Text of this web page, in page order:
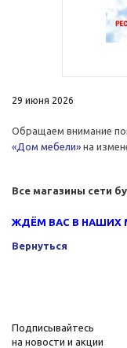
29 июня 2026
Обращаем внимание
«Дом мебели» на
Все магазины сети
ЖДЁМ ВАС В НАШИХ
Вернуться
Подписывайтесь
на новости и акции